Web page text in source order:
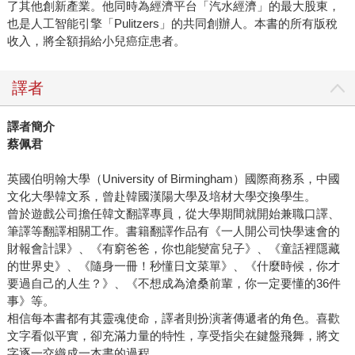
了其他創新產業。他同時為經濟平台「汽水經濟」的最大股東，
也是人工智能引擎「Pulitzers」的共同創辦人。本書的所有版稅
收入，將全額捐給小兒癌症患者。
譯者
譯者簡介
蔡佩君
英國伯明翰大學（University of Birmingham）國際商務系，中國
文化大學韓文系，曾赴韓國漢陽大學及培材大學交換學生。
曾於遊戲公司擔任韓文翻譯專員，從大學期間就開始兼職口譯、
筆譯等翻譯相關工作。書籍翻譯作品有《一人開公司快學速會的
財報會計課》、《有窮爸爸，你也能變富兒子》、《童話裡隱藏
的世界史》、《隨身一冊！秒懂日文菜單》、《什麼時候，你才
要過自己的人生？》、《不想成為滄桑前輩，你一定要懂的36件
事》等。
相信每本書都有其靈魂使命，譯者則扮演著傳遞者的角色。喜歡
文字看似平實，卻充滿力量的特性，享受指尖在鍵盤飛舞，將文